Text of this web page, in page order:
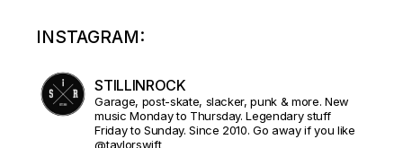
INSTAGRAM:
STILLINROCK
Garage, post-skate, slacker, punk & more. New
music Monday to Thursday. Legendary stuff
Friday to Sunday. Since 2010. Go away if you like
@taylorswift